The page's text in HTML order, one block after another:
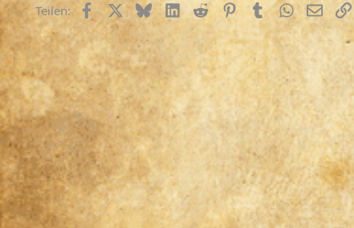
o
n
e
Teilen: FacebookX (Twitter)
BlueskyLinkedIn
RedditPinterestTumblrWhatsApp
E-Mail